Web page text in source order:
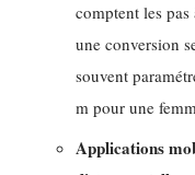
comptent les
une conversion
souvent
m pour une
Applications